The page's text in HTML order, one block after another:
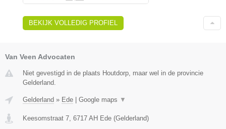
BEKIJK VOLLEDIG PROFIEL
Van Veen Advocaten
Niet gevestigd in de plaats Houtdorp, maar wel in de provincie
Gelderland.
Gelderland » Ede Google maps ▼
Keesomstraat 7, 6717 AH Ede (Gelderland)